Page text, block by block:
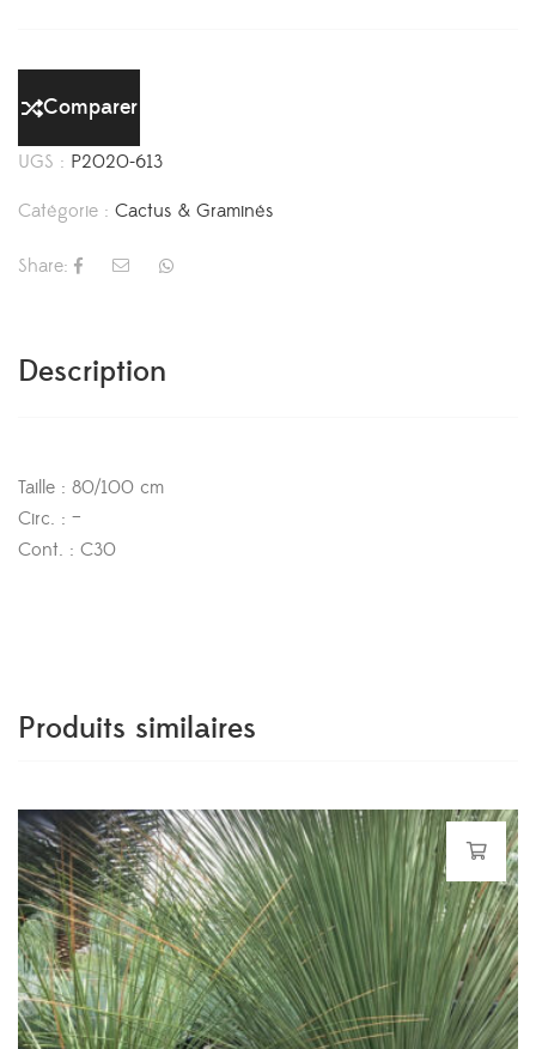
Comparer
UGS : P2020-613
Catégorie : Cactus & Graminés
Share:
Description
Taille : 80/100 cm
Circ. : –
Cont. : C30
Produits similaires